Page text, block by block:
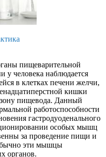
пищеварительной
у человека наблюдается
в клетках печени желчи,
кишки
пищевода. Данный
работоспособности
гастродуоденального
особых мышц
за проведение пищи и
эти мышцы
органов.